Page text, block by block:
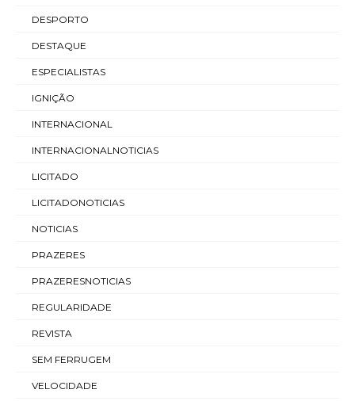
DESPORTO
DESTAQUE
ESPECIALISTAS
IGNIÇÃO
INTERNACIONAL
INTERNACIONALNOTICIAS
LICITADO
LICITADONOTICIAS
NOTICIAS
PRAZERES
PRAZERESNOTICIAS
REGULARIDADE
REVISTA
SEM FERRUGEM
VELOCIDADE